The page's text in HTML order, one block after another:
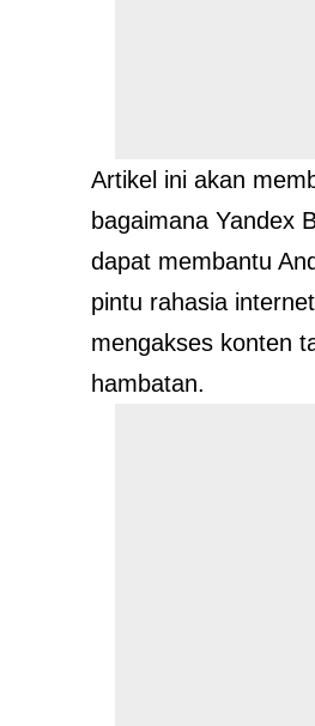
Artikel ini akan
bagaimana Yandex
dapat membantu
pintu rahasia
mengakses konten
hambatan.